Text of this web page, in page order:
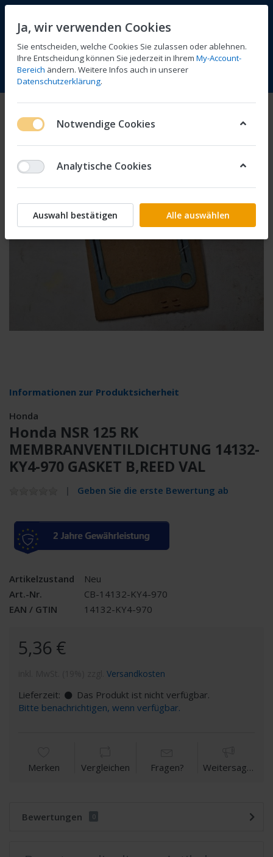
Menü Anmelden Vergleichen Wunschliste
Informationen zur Produktsicherheit
Honda
Honda NSR 125 RK
MEMBRANVENTILDICHTUNG 14132-
KY4-970 GASKET B,REED VAL
Geben Sie die erste Bewertung ab
Artikelzustand
Neu
Art.-Nr.
CB-14132-KY4-970
EAN / GTIN
14132-KY4-970
5,36 €
Versandkosten
Lieferzeit:
Das Produkt ist nicht verfügbar.
Bitte benachrichtigen, wenn verfügbar.
Merken Vergleichen Fragen? Weitersagen
Bewertungen 0
Ja, wir verwenden Cookies
Sie entscheiden, welche Cookies Sie zulassen oder ablehnen.
Ihre Entscheidung können Sie jederzeit in Ihrem My-Account-
Bereich ändern. Weitere Infos auch in unserer
Datenschutzerklärung.
Notwendige Cookies
Analytische Cookies
Auswahl bestätigen Alle auswählen